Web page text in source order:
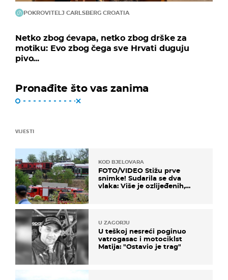
POKROVITELJ CARLSBERG CROATIA
Netko zbog ćevapa, netko zbog drške za
motiku: Evo zbog čega sve Hrvati duguju
pivo...
Pronađite što vas zanima
VIJESTI
KOD BJELOVARA
FOTO/VIDEO Stižu prve
snimke! Sudarila se dva
vlaka: Više je ozlijeđenih,
U ZAGORJU
U teškoj nesreći poginuo
vatrogasac i motociklst
Matija: "Ostavio je trag"